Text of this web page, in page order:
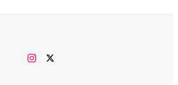
Instagram